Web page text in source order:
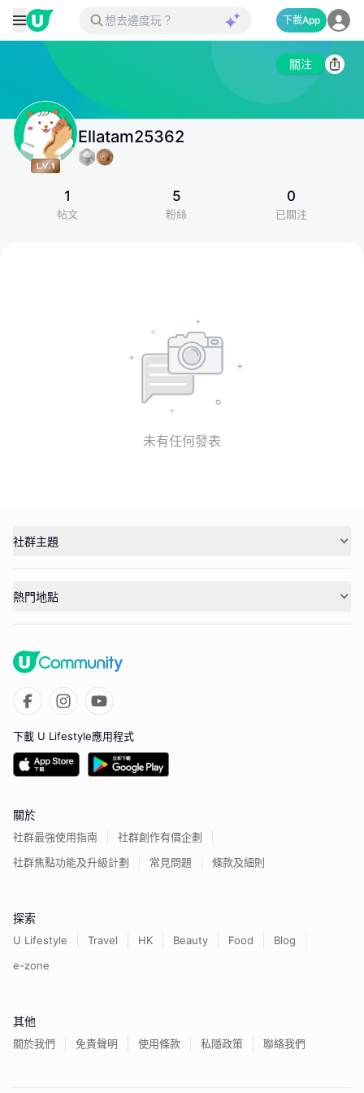
下載App
關注
Ellatam25362
1
帖文
5
粉絲
0
已關注
未有任何發表
社群主題
熱門地點
下載 U Lifestyle應用程式
關於
社群最強使用指南
社群創作有價企劃
社群焦點功能及升級計劃
常見問題 條款及細則
探索
U Lifestyle Travel HK Beauty Food
Blog
e-zone
其他
關於我們 免責聲明 使用條款 私隱政策 聯絡我們